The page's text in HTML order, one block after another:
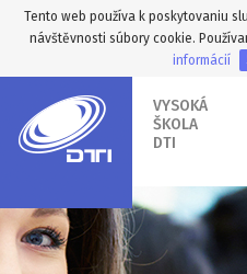
Tento web používa k poskytovaniu
návštěvnosti súbory cookie.
informácií
VYSOKÁ
ŠKOLA
DTI